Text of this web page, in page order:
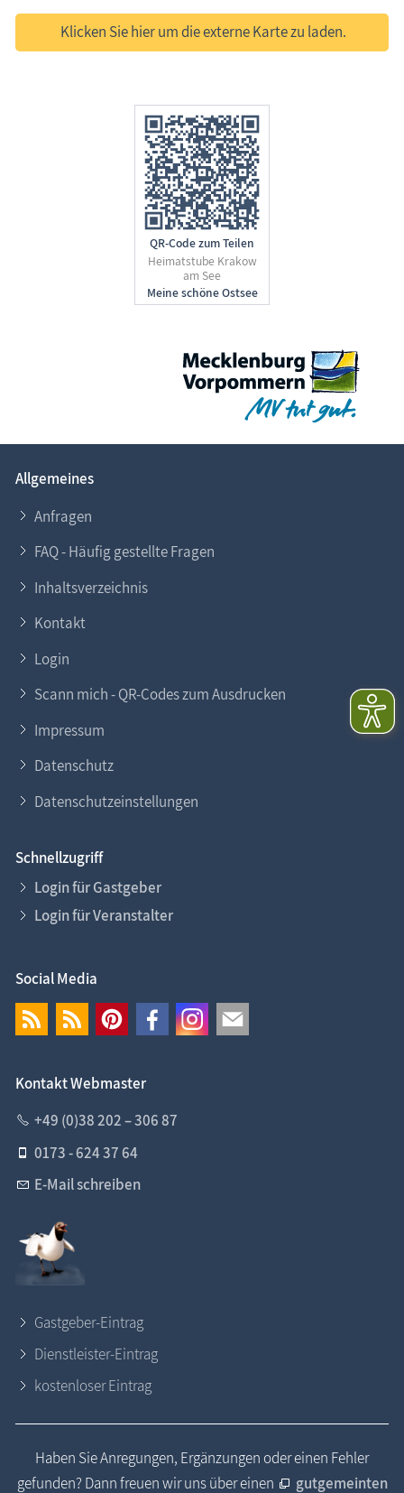
Klicken Sie hier um die externe Karte zu laden.
QR-Code zum Teilen
Heimatstube Krakow
am See
Allgemeines
Anfragen
FAQ - Häufig gestellte Fragen
Inhaltsverzeichnis
Kontakt
Login
Scann mich - QR-Codes zum Ausdrucken
Impressum
Datenschutz
Datenschutzeinstellungen
Schnellzugriff
Login für Gastgeber
Login für Veranstalter
Social Media
Kontakt Webmaster
+49 (0)38 202 – 306 87
0173 - 624 37 64
E-Mail schreiben
Gastgeber-Eintrag
Dienstleister-Eintrag
kostenloser Eintrag
Haben Sie Anregungen, Ergänzungen oder einen Fehler
gefunden? Dann freuen wir uns über einen
gutgemeinten